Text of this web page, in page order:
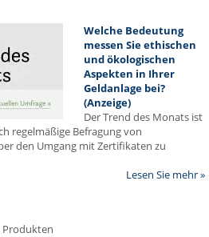
Welche Bedeutung
messen Sie ethischen
und ökologischen
Aspekten in Ihrer
Geldanlage bei?
(Anzeige)
Der Trend des Monats ist
regelmäßige Befragung von
den Umgang mit Zertifikaten zu
Lesen Sie mehr »
Produkten